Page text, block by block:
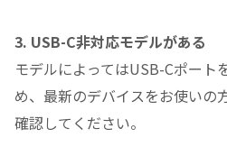
3. USB-C非対応モデルがある
モデルによってはUSB-Cポート
め、最新のデバイスをお使いの
確認してください。